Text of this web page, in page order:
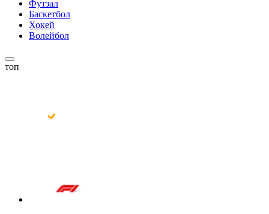
Футзал
Баскетбол
Хокей
Волейбол
топ